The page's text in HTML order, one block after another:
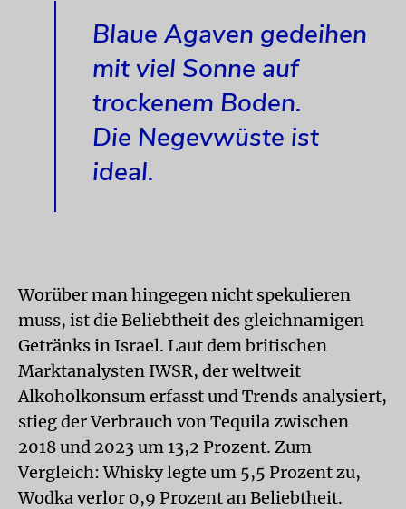
Blaue Agaven gedeihen
mit viel Sonne auf
trockenem Boden.
Die Negevwüste ist
ideal.
Worüber man hingegen nicht spekulieren
muss, ist die Beliebtheit des gleichnamigen
Getränks in Israel. Laut dem britischen
Marktanalysten IWSR, der weltweit
Alkoholkonsum erfasst und Trends analysiert,
stieg der Verbrauch von Tequila zwischen
2018 und 2023 um 13,2 Prozent. Zum
Vergleich: Whisky legte um 5,5 Prozent zu,
Wodka verlor 0,9 Prozent an Beliebtheit.